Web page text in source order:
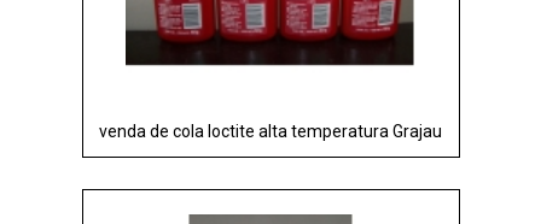
venda de cola loctite alta temperatura Grajau